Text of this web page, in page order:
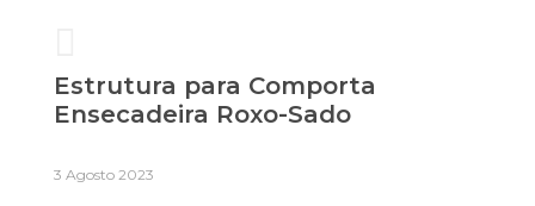
Estrutura para Comporta
Ensecadeira Roxo-Sado
3 Agosto 2023